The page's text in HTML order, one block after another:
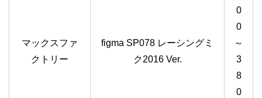
マックスファ
クトリー
figma SP078 レーシングミ
ク2016 Ver.
0
0
～
3
8
0